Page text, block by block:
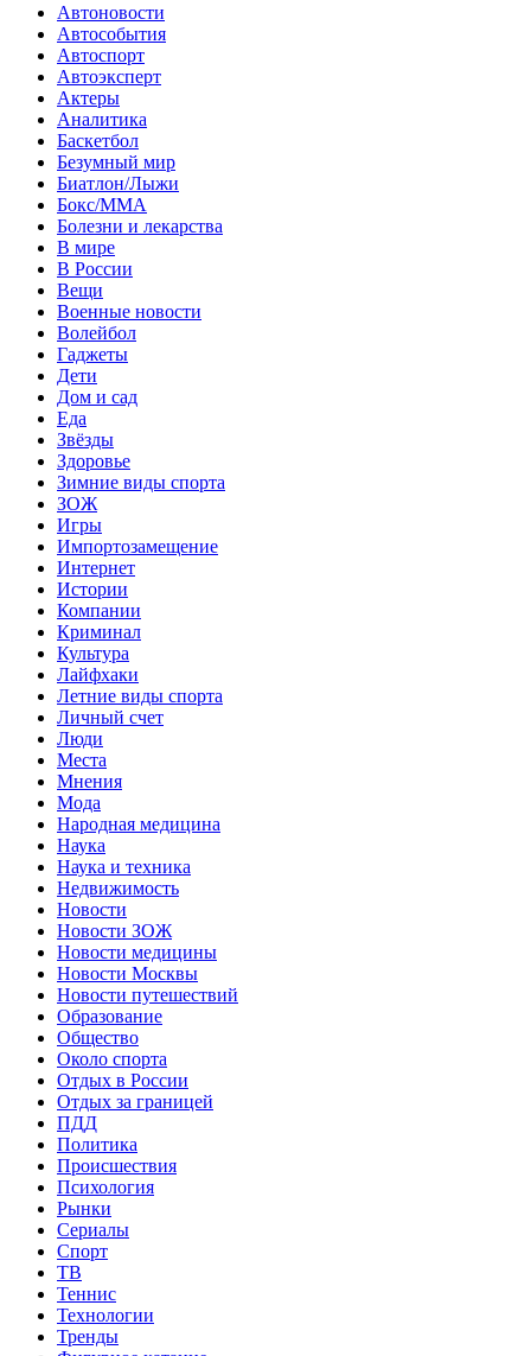
Автоновости
Автособытия
Автоспорт
Автоэксперт
Актеры
Аналитика
Баскетбол
Безумный мир
Биатлон/Лыжи
Бокс/MMA
Болезни и лекарства
В мире
В России
Вещи
Военные новости
Волейбол
Гаджеты
Дети
Дом и сад
Еда
Звёзды
Здоровье
Зимние виды спорта
ЗОЖ
Игры
Импортозамещение
Интернет
Истории
Компании
Криминал
Культура
Лайфхаки
Летние виды спорта
Личный счет
Люди
Места
Мнения
Мода
Народная медицина
Наука
Наука и техника
Недвижимость
Новости
Новости ЗОЖ
Новости медицины
Новости Москвы
Новости путешествий
Образование
Общество
Около спорта
Отдых в России
Отдых за границей
ПДД
Политика
Происшествия
Психология
Рынки
Сериалы
Спорт
ТВ
Теннис
Технологии
Тренды